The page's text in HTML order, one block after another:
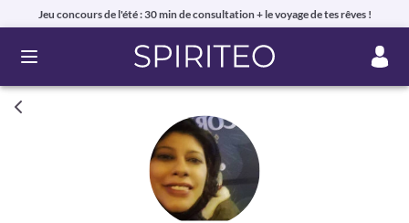
Jeu concours de l'été : 30 min de consultation + le voyage de tes rêves !
Ouvrir le menu